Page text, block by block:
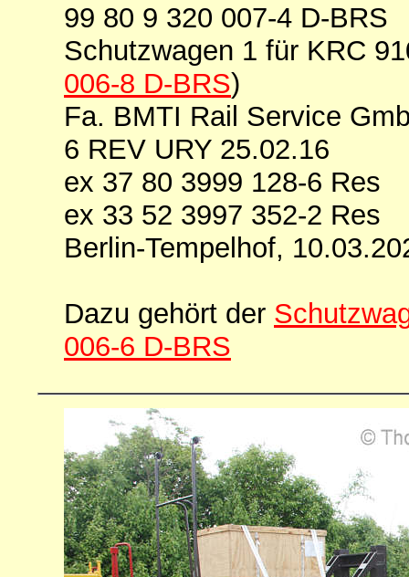
99 80 9 320 007-4 D-BRS
Schutzwagen 1 für KRC
006-8 D-BRS)
Fa. BMTI Rail Service
6 REV URY 25.02.16
ex 37 80 3999 128-6 Res
ex 33 52 3997 352-2 Res
Berlin-Tempelhof,
Dazu gehört der
006-6 D-BRS